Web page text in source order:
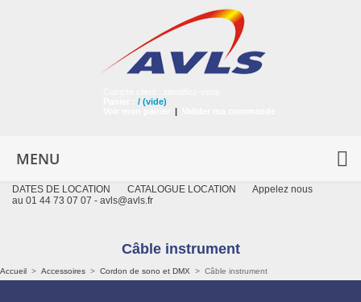
/ (vide)
|
MENU
DATES DE LOCATION CATALOGUE LOCATION
Appelez nous
au 01 44 73 07 07 - avls@avls.fr
Câble instrument
Accueil > Accessoires > Cordon de sono et DMX > Câble instrument